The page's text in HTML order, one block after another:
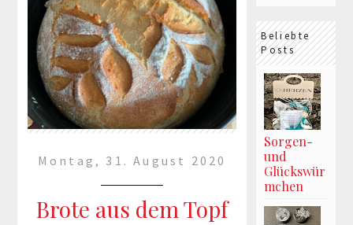
Montag, 31. August 2020
Brote aus dem Topf
Beliebte
Posts
Sorgen-
und
Glückswür
mchen